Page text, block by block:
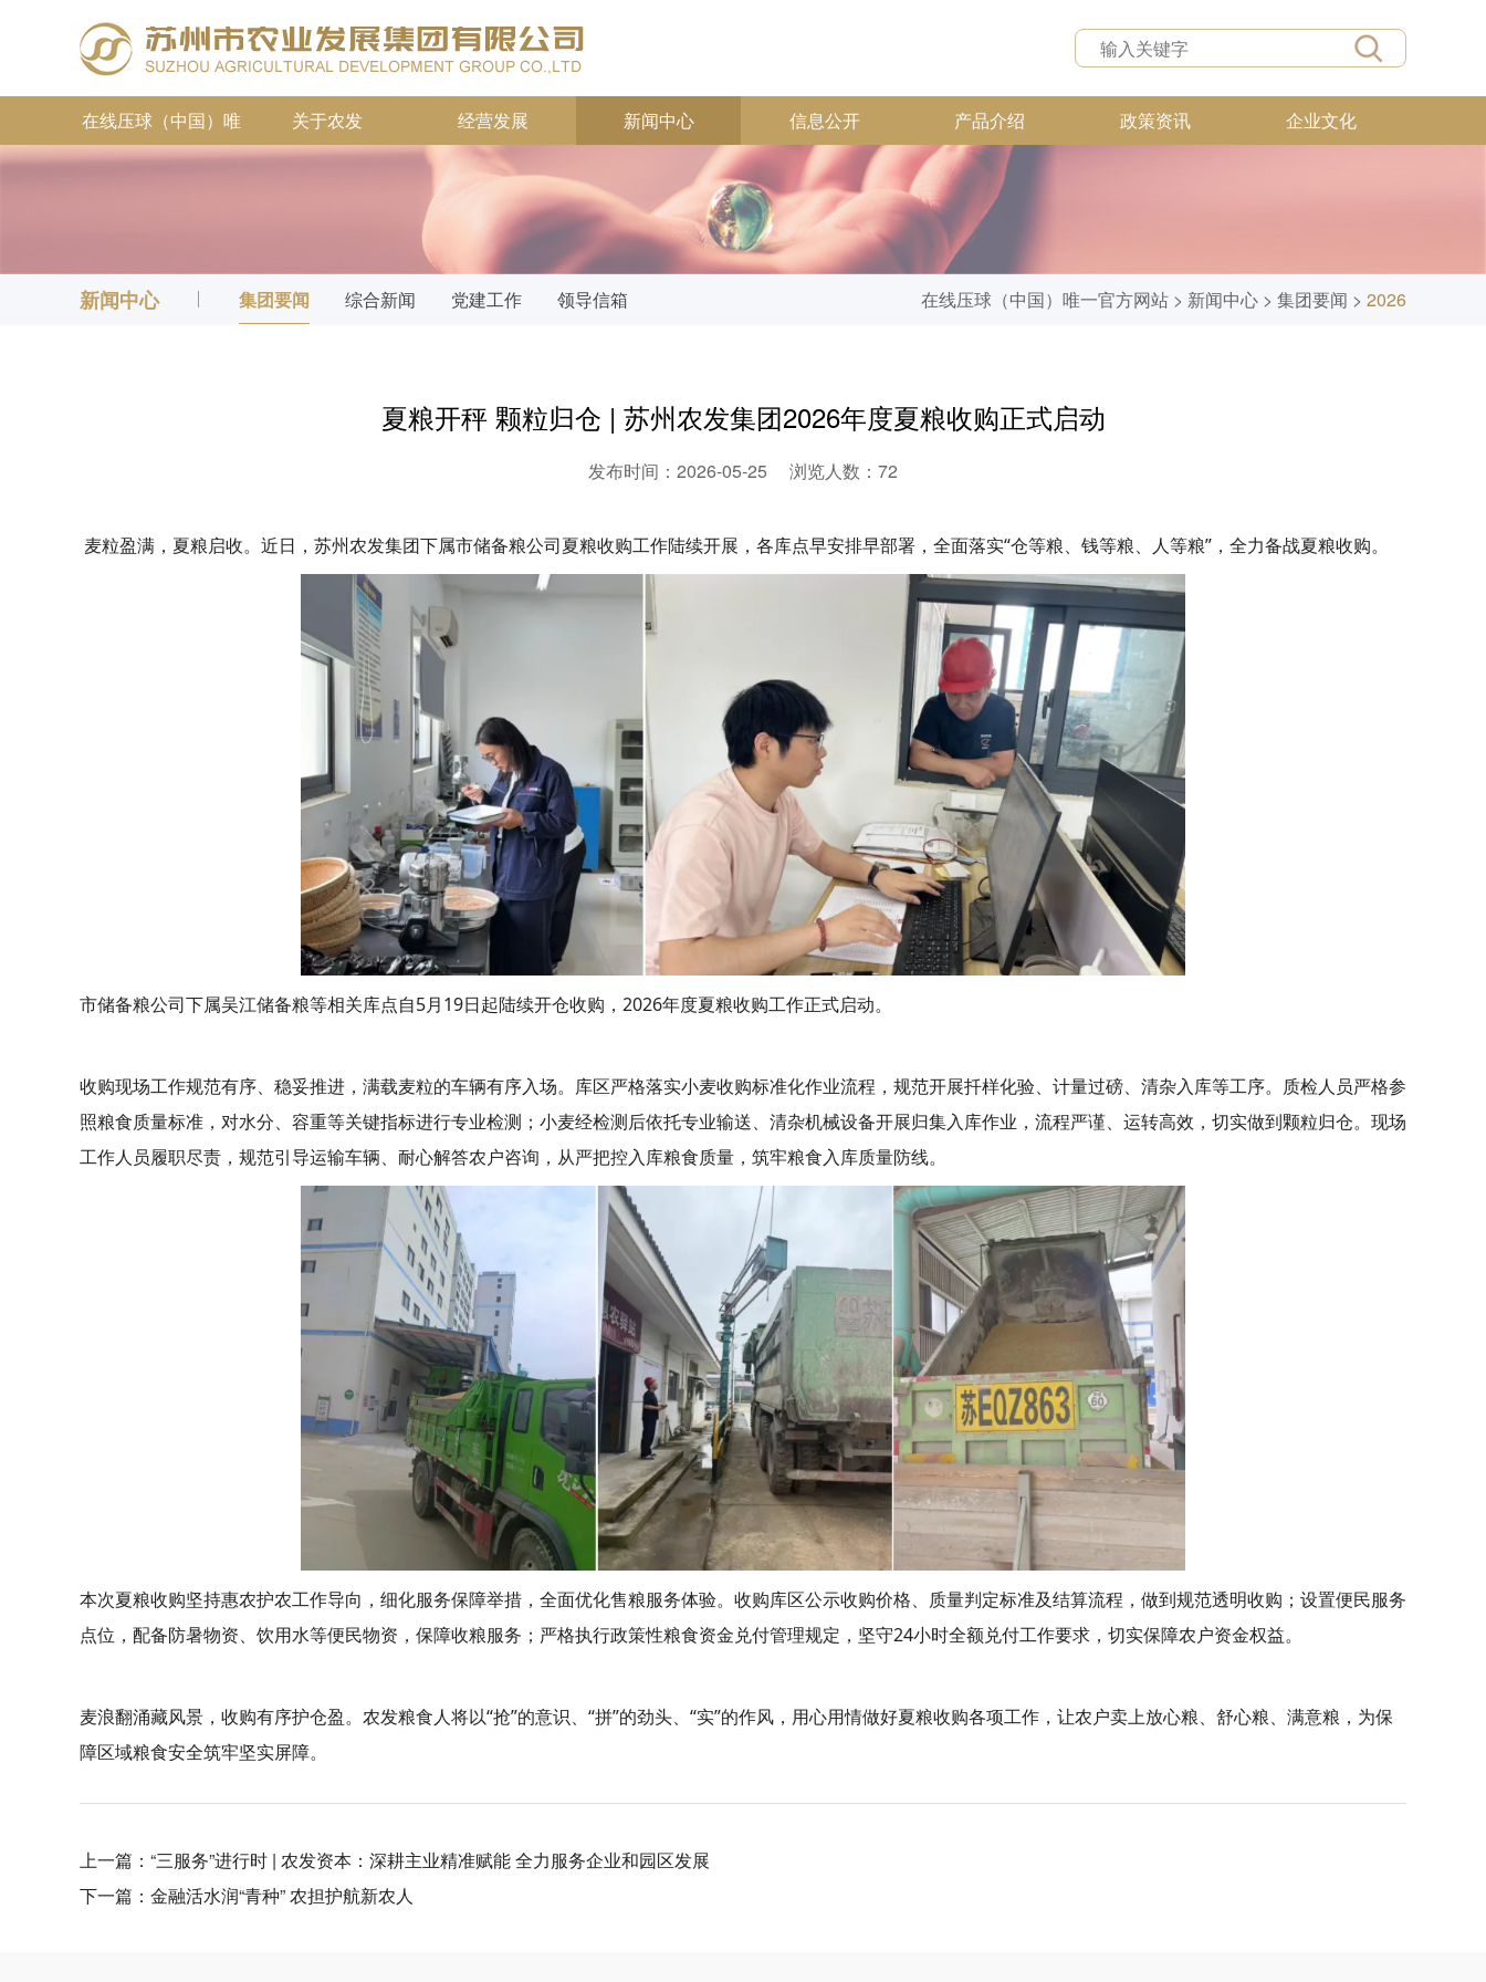
在线压球（中国）唯
关于农发 经营发展 新闻中心 信息公开 产品介绍 政策资讯 企业文化
新闻中心 集团要闻 综合新闻 党建工作 领导信箱 在线压球（中国）唯一官方网站 > 新闻中心 > 集团要闻 > 2026
夏粮开秤 颗粒归仓 | 苏州农发集团2026年度夏粮收购正式启动
发布时间：2026-05-25 浏览人数： 72
麦粒盈满，夏粮启收。近日，苏州农发集团下属市储备粮公司夏粮收购工作陆续开展，各库点早安排早部署，全面落实“仓等粮、钱等粮、人等粮”，全力备战夏粮收购。
市储备粮公司下属吴江储备粮等相关库点自5月19日起陆续开仓收购，2026年度夏粮收购工作正式启动。
收购现场工作规范有序、稳妥推进，满载麦粒的车辆有序入场。库区严格落实小麦收购标准化作业流程，规范开展扦样化验、计量过磅、清杂入库等工序。质检人员严格参
照粮食质量标准，对水分、容重等关键指标进行专业检测；小麦经检测后依托专业输送、清杂机械设备开展归集入库作业，流程严谨、运转高效，切实做到颗粒归仓。现场
工作人员履职尽责，规范引导运输车辆、耐心解答农户咨询，从严把控入库粮食质量，筑牢粮食入库质量防线。
本次夏粮收购坚持惠农护农工作导向，细化服务保障举措，全面优化售粮服务体验。收购库区公示收购价格、质量判定标准及结算流程，做到规范透明收购；设置便民服务
点位，配备防暑物资、饮用水等便民物资，保障收粮服务；严格执行政策性粮食资金兑付管理规定，坚守24小时全额兑付工作要求，切实保障农户资金权益。
麦浪翻涌藏风景，收购有序护仓盈。农发粮食人将以“抢”的意识、“拼”的劲头、“实”的作风，用心用情做好夏粮收购各项工作，让农户卖上放心粮、舒心粮、满意粮，为保
障区域粮食安全筑牢坚实屏障。
上一篇： “三服务”进行时 | 农发资本：深耕主业精准赋能 全力服务企业和园区发展
下一篇： 金融活水润“青种” 农担护航新农人